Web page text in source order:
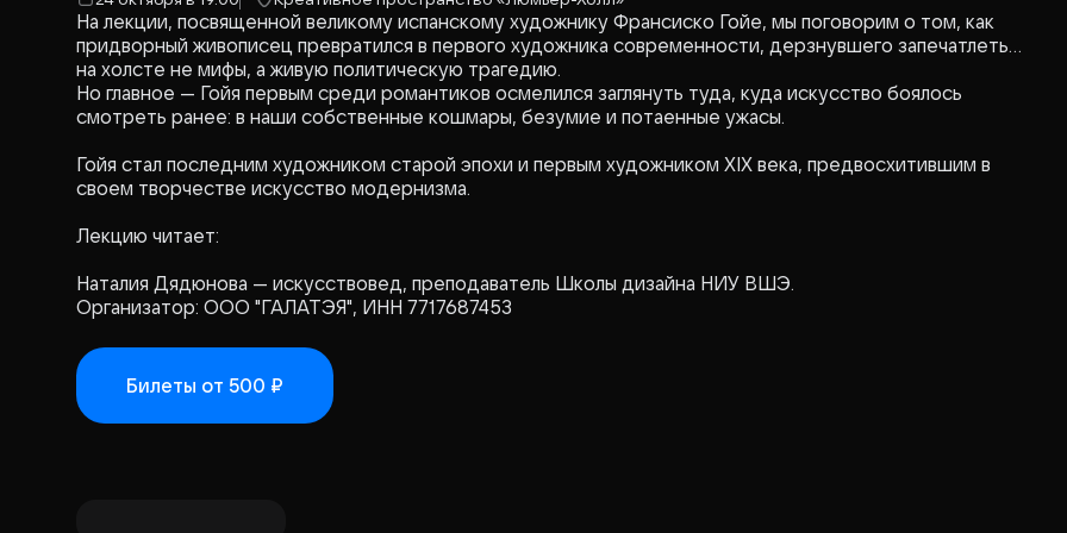
На лекции, посвященной великому испанскому художнику Франсиско Гойе, мы поговорим о том, как
придворный живописец превратился в первого художника современности, дерзнувшего запечатлеть
на холсте не мифы, а живую политическую трагедию.
Но главное — Гойя первым среди романтиков осмелился заглянуть туда, куда искусство боялось
смотреть ранее: в наши собственные кошмары, безумие и потаенные ужасы.
Гойя стал последним художником старой эпохи и первым художником XIX века, предвосхитившим в
своем творчестве искусство модернизма.
Лекцию читает:
Наталия Дядюнова — искусствовед, преподаватель Школы дизайна НИУ ВШЭ.
Организатор: ООО "ГАЛАТЭЯ", ИНН 7717687453
Билеты от 500 ₽